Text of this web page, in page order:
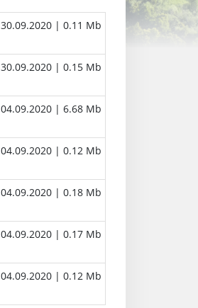
30.09.2020 | 0.11 Mb
30.09.2020 | 0.15 Mb
04.09.2020 | 6.68 Mb
04.09.2020 | 0.12 Mb
04.09.2020 | 0.18 Mb
04.09.2020 | 0.17 Mb
04.09.2020 | 0.12 Mb